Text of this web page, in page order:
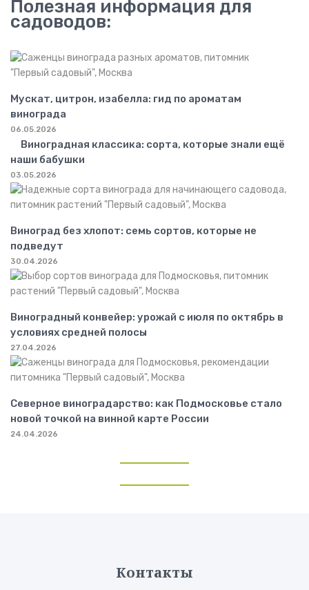
Полезная информация для
садоводов:
Мускат, цитрон, изабелла: гид по ароматам
винограда
06.05.2026
Виноградная классика: сорта, которые знали ещё
наши бабушки
03.05.2026
Виноград без хлопот: семь сортов, которые не
подведут
30.04.2026
Виноградный конвейер: урожай с июля по октябрь в
условиях средней полосы
27.04.2026
Северное виноградарство: как Подмосковье стало
новой точкой на винной карте России
24.04.2026
Контакты